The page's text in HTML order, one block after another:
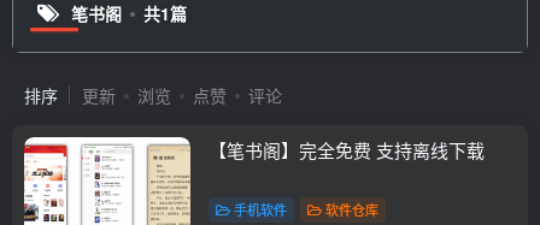
笔书阁 共1篇
排序 更新 浏览 点赞 评论
【笔书阁】完全免费 支持离线下载
手机软件 软件仓库